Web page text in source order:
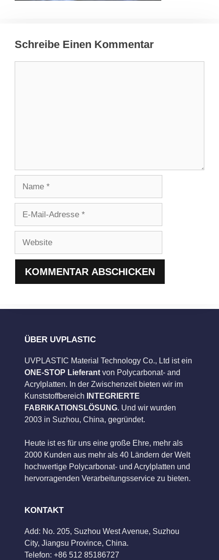
Schreibe Einen Kommentar
Adresse
ÜBER UVPLASTIC
UVPLASTIC Material Technology Co., Ltd ist ein
ONE-STOP Lieferant von Polycarbonat- and
Acrylplatten. In der Zwischenzeit bieten wir im
Kunststoffbereich
INTEGRIERTE
FABRIKATIONSLÖSUNG. Und wir wurden
2003 in Suzhou, China, gegründet.
Heute ist es für uns eine große Ehre, mehr als
2000 Kunden aus mehr als 40 Ländern der Welt
hochwertige Polycarbonat- und Acrylplatten und
hervorragenden Verarbeitungsservice zu bieten.
KONTAKT
Add: No. 205, Suzhou West Avenue, Suzhou
City, Jiangsu Province, China.
Telefon: +86 512 85186727